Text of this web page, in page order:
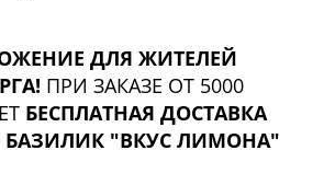
ДЛЯ ЖИТЕЛЕЙ
ПРИ ЗАКАЗЕ ОТ 5000
БЕСПЛАТНАЯ ДОСТАВКА
"ВКУС ЛИМОНА"